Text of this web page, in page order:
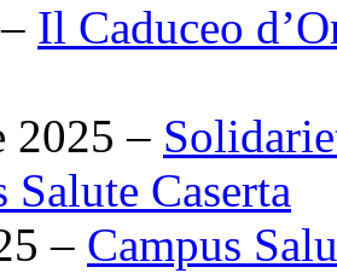
Il Caduceo
2025 –
Salute Caserta
– Campus